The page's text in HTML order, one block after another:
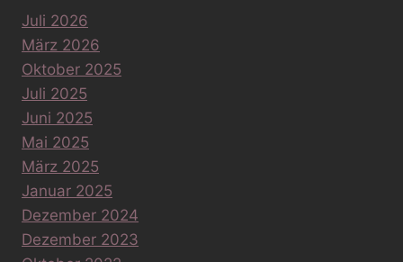
Juli 2026
März 2026
Oktober 2025
Juli 2025
Juni 2025
Mai 2025
März 2025
Januar 2025
Dezember 2024
Dezember 2023